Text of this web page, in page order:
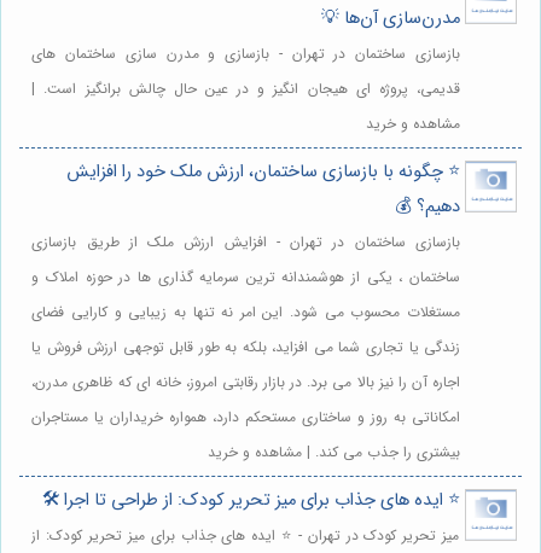
مدرن‌سازی آن‌ها 💡
بازسازی ساختمان در تهران - بازسازی و مدرن سازی ساختمان های
قدیمی، پروژه ای هیجان انگیز و در عین حال چالش برانگیز است. |
مشاهده و خرید
⭐️ چگونه با بازسازی ساختمان، ارزش ملک خود را افزایش
دهیم؟ 💰
بازسازی ساختمان در تهران - افزایش ارزش ملک از طریق بازسازی
ساختمان ، یکی از هوشمندانه ترین سرمایه گذاری ها در حوزه املاک و
مستغلات محسوب می شود. این امر نه تنها به زیبایی و کارایی فضای
زندگی یا تجاری شما می افزاید، بلکه به طور قابل توجهی ارزش فروش یا
اجاره آن را نیز بالا می برد. در بازار رقابتی امروز، خانه ای که ظاهری مدرن،
امکاناتی به روز و ساختاری مستحکم دارد، همواره خریداران یا مستاجران
بیشتری را جذب می کند. | مشاهده و خرید
⭐️ ایده های جذاب برای میز تحریر کودک: از طراحی تا اجرا 🛠️
میز تحریر کودک در تهران - ⭐️ ایده های جذاب برای میز تحریر کودک: از